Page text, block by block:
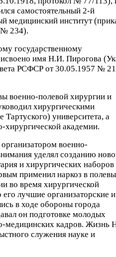
самостоятельный 2-й
медицинский институт
№ 234).
государственному
имя Н.И. Пирогова
РСФСР от 30.05.1957 №
военно-полевой хирургии и
хирургическими
университета, а
хирургической академии.
военно-
уделял созданию
и хирургических наборов
применил наркоз в
во время хирургической
лучшие организаторские и
в ходе обороны города
он подготовке молодых
медицинских кадров. Жизнь
служения науке и